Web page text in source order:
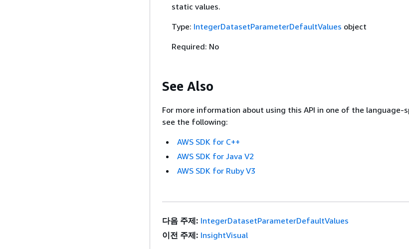
static values.
Type: IntegerDatasetParameterDefaultValues object
Required: No
See Also
For more information about using this API in one of the language-
see the following:
AWS SDK for C++
AWS SDK for Java V2
AWS SDK for Ruby V3
다음 주제: IntegerDatasetParameterDefaultValues
이전 주제: InsightVisual